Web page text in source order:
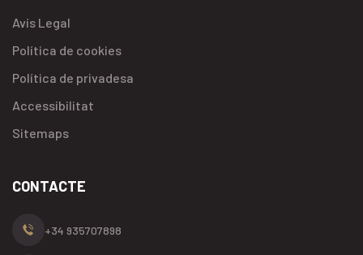
Avís Legal
Política de cookies
Política de privadesa
Accessibilitat
Sitemaps
CONTACTE
+34 935707898